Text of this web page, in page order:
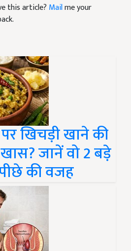
this article? Mailme your
खिचड़ी खाने की
जानें वो 2 बड़े
की वजह